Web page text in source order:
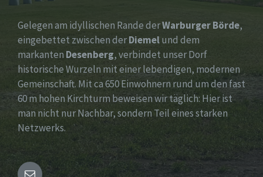
Gelegen am idyllischen Rande derWarburger Börde,
eingebettet zwischen derDiemelund dem
markanten Desenberg, verbindet unser Dorf
historische Wurzeln mit einer lebendigen, modernen
Gemeinschaft. Mit ca 650 Einwohnern rund um den fast
60 m hohen Kirchturm beweisen wir täglich: Hier ist
man nicht nur Nachbar, sondern Teil eines starken
Netzwerks.
Email